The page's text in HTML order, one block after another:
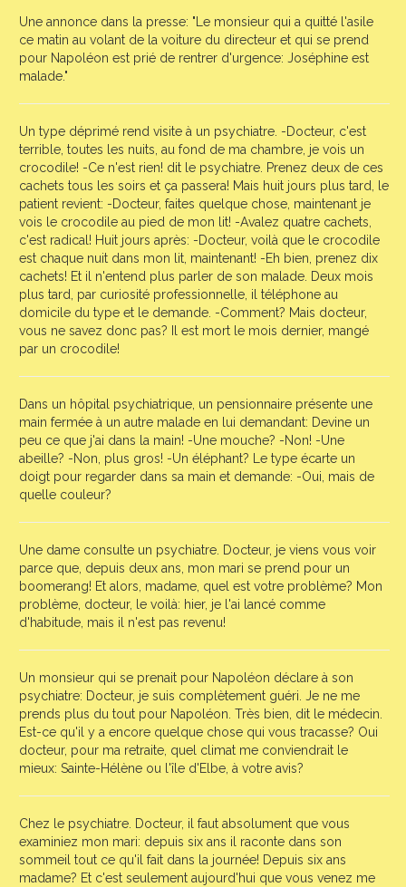
Une annonce dans la presse: "Le monsieur qui a quitté l'asile
ce matin au volant de la voiture du directeur et qui se prend
pour Napoléon est prié de rentrer d'urgence: Joséphine est
malade."
Un type déprimé rend visite à un psychiatre. -Docteur, c'est
terrible, toutes les nuits, au fond de ma chambre, je vois un
crocodile! -Ce n'est rien! dit le psychiatre. Prenez deux de ces
cachets tous les soirs et ça passera! Mais huit jours plus tard, le
patient revient: -Docteur, faites quelque chose, maintenant je
vois le crocodile au pied de mon lit! -Avalez quatre cachets,
c'est radical! Huit jours après: -Docteur, voilà que le crocodile
est chaque nuit dans mon lit, maintenant! -Eh bien, prenez dix
cachets! Et il n'entend plus parler de son malade. Deux mois
plus tard, par curiosité professionnelle, il téléphone au
domicile du type et le demande. -Comment? Mais docteur,
vous ne savez donc pas? Il est mort le mois dernier, mangé
par un crocodile!
Dans un hôpital psychiatrique, un pensionnaire présente une
main fermée à un autre malade en lui demandant: Devine un
peu ce que j'ai dans la main! -Une mouche? -Non! -Une
abeille? -Non, plus gros! -Un éléphant? Le type écarte un
doigt pour regarder dans sa main et demande: -Oui, mais de
quelle couleur?
Une dame consulte un psychiatre. Docteur, je viens vous voir
parce que, depuis deux ans, mon mari se prend pour un
boomerang! Et alors, madame, quel est votre problème? Mon
problème, docteur, le voilà: hier, je l'ai lancé comme
d'habitude, mais il n'est pas revenu!
Un monsieur qui se prenait pour Napoléon déclare à son
psychiatre: Docteur, je suis complètement guéri. Je ne me
prends plus du tout pour Napoléon. Très bien, dit le médecin.
Est-ce qu'il y a encore quelque chose qui vous tracasse? Oui
docteur, pour ma retraite, quel climat me conviendrait le
mieux: Sainte-Hélène ou l'île d'Elbe, à votre avis?
Chez le psychiatre. Docteur, il faut absolument que vous
examiniez mon mari: depuis six ans il raconte dans son
sommeil tout ce qu'il fait dans la journée! Depuis six ans
madame? Et c'est seulement aujourd'hui que vous venez me